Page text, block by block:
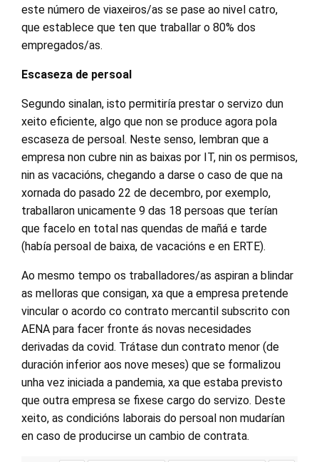
este número de viaxeiros/as se pase ao nivel catro,
que establece que ten que traballar o 80% dos
empregados/as.
Escaseza de persoal
Segundo sinalan, isto permitiría prestar o servizo dun
xeito eficiente, algo que non se produce agora pola
escaseza de persoal. Neste senso, lembran que a
empresa non cubre nin as baixas por IT, nin os permisos,
nin as vacacións, chegando a darse o caso de que na
xornada do pasado 22 de decembro, por exemplo,
traballaron unicamente 9 das 18 persoas que terían
que facelo en total nas quendas de mañá e tarde
(había persoal de baixa, de vacacións e en ERTE).
Ao mesmo tempo os traballadores/as aspiran a blindar
as melloras que consigan, xa que a empresa pretende
vincular o acordo co contrato mercantil subscrito con
AENA para facer fronte ás novas necesidades
derivadas da covid. Trátase dun contrato menor (de
duración inferior aos nove meses) que se formalizou
unha vez iniciada a pandemia, xa que estaba previsto
que outra empresa se fixese cargo do servizo. Deste
xeito, as condicións laborais do persoal non mudarían
en caso de producirse un cambio de contrata.